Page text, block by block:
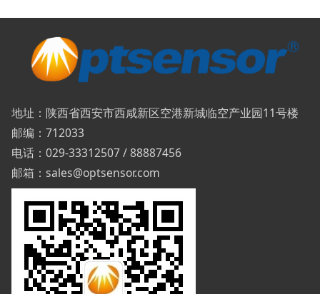
地址：陕西省西安市西咸新区空港新城临空产业园11号楼
邮编：712033
电话：029-33312507 / 88887456
邮箱：sales@optsensor.com